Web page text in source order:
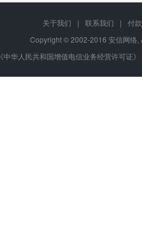
关于我们 | 联系我们 |
付
Copyright © 2002-2016 安信网
《中华人民共和国增值电信业务经营许可